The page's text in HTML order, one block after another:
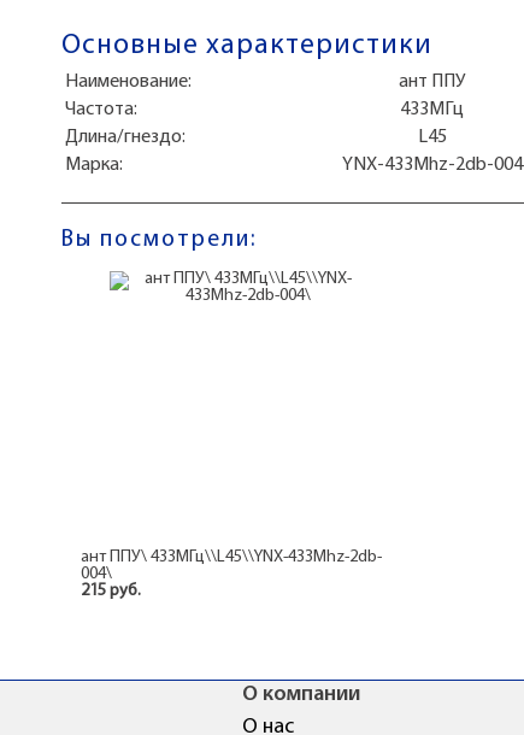
Основные характеристики
Наименование:
ант ППУ
Частота:
433МГц
Длина/гнездо:
L45
Марка:
YNX-433Mhz-2db-004
Вы посмотрели:
ант ППУ\ 433МГц\\L45\\YNX-433Mhz-2db-
004\
215 руб.
О компании
О нас